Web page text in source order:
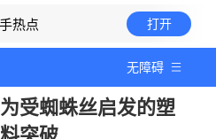
热点 打开
无障碍
受蜘蛛丝启发的塑